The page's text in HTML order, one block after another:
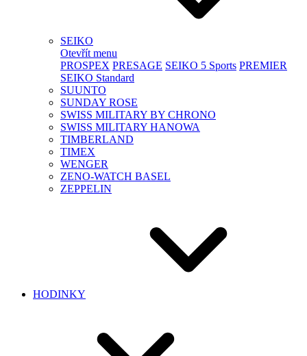
SEIKO
Otevřít menu
PROSPEX PRESAGE SEIKO 5 Sports PREMIER
SEIKO Standard
SUUNTO
SUNDAY ROSE
SWISS MILITARY BY CHRONO
SWISS MILITARY HANOWA
TIMBERLAND
TIMEX
WENGER
ZENO-WATCH BASEL
ZEPPELIN
HODINKY